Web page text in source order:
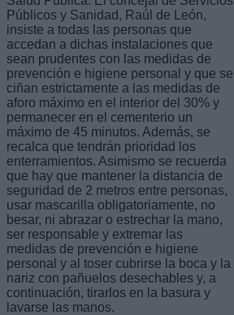
Públicos y Sanidad, Raúl de León,
insiste a todas las personas que
accedan a dichas instalaciones que
sean prudentes con las medidas de
prevención e higiene personal y que se
ciñan estrictamente a las medidas de
aforo máximo en el interior del 30% y
permanecer en el cementerio un
máximo de 45 minutos. Además, se
recalca que tendrán prioridad los
enterramientos. Asimismo se recuerda
que hay que mantener la distancia de
seguridad de 2 metros entre personas,
usar mascarilla obligatoriamente, no
besar, ni abrazar o estrechar la mano,
ser responsable y extremar las
medidas de prevención e higiene
personal y al toser cubrirse la boca y la
nariz con pañuelos desechables y, a
continuación, tirarlos en la basura y
lavarse las manos.